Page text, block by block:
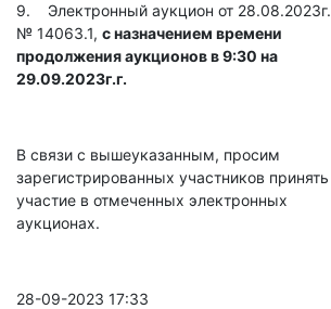
9. Электронный аукцион от 28.08.2023г.
№ 14063.1, с назначением времени
продолжения аукционов в 9:30 на
29.09.2023г.г.
В связи с вышеуказанным, просим
зарегистрированных участников принять
участие в отмеченных электронных
аукционах.
28-09-2023 17:33